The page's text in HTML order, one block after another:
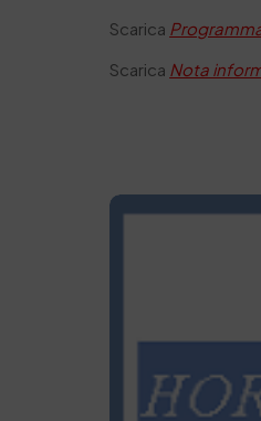
Scarica
Scarica Nota